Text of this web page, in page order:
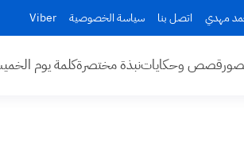
مهدي اتصل بنا سياسة الخصوصية Viber
قصص وحكاياتنبذة مختصرةكلمة يوم